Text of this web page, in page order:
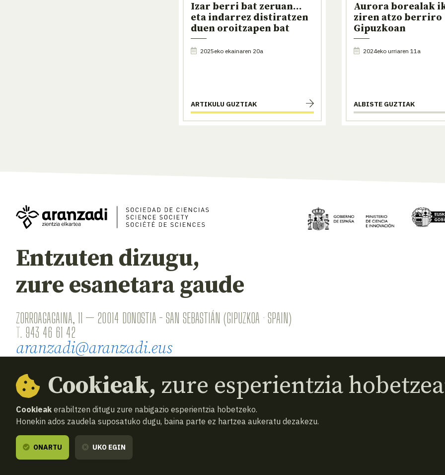
Izar berri bat zeruan...
eta indarrez distiratzen
duen oroitzapen bat
2025eko ekainaren 20a
ARTIKULU GUZTIAK
Aurora borealak
ziren atzo berriro
Gipuzkoan
2024eko urriaren 11a
ALBISTE GUZTIAK
Entzuten dizugu,
zure esanetara gaude
ZORROAGAGAINA, 11 — 20014 DONOSTIA - SAN SEBASTIÁN (GIPUZKOA · SPAIN)
T. 943 46 61 42
aranzadi@aranzadi.eus
Aranzadi — Zientzia elkartea
Cookieak, zure esperientzia
Cookieak erabiltzen ditugu zure nabigazio esperientzia hobetzeko.
Honekin ados zaudela suposatuko dugu, baina parte ez hartzea aukeratu dezakezu.
ONARTU UKO EGIN